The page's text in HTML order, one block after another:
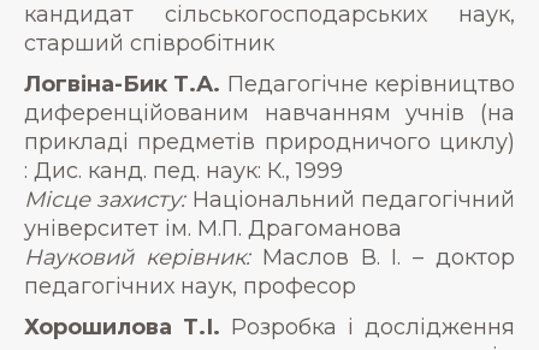
кандидат сільськогосподарських наук,
старший співробітник
Логвіна-Бик Т.А. Педагогічне керівництво
диференційованим навчанням учнів (на
прикладі предметів природничого циклу)
: Дис. канд. пед. наук: К., 1999
Місце захисту:Національний педагогічний
університет ім. М.П. Драгоманова
Науковий керівник:Маслов В. І. – доктор
педагогічних наук, професор
Хорошилова Т.І. Розробка і дослідження